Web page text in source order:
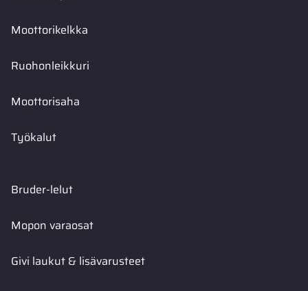
Moottorikelkka
Ruohonleikkuri
Moottorisaha
Työkalut
Bruder-lelut
Mopon varaosat
Givi laukut & lisävarusteet